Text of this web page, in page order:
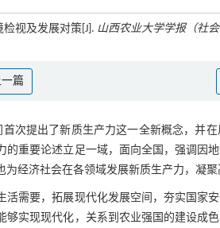
视及发展对策[J]. 山西农业大学学报（社会
一篇
次提出了新质生产力这一全新概念，并
重要论述立足一域，面向全国，强调因
经济社会在各领域发展新质生产力，凝
需要，拓展现代化发展空间，夯实国家
实现现代化，关系到农业强国的建设成